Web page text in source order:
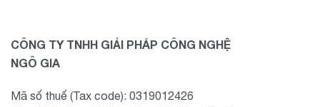
CÔNG TY TNHH GIẢI PHÁP CÔNG NGHỆ
NGÔ GIA
Mã số thuế (Tax code): 0319012426